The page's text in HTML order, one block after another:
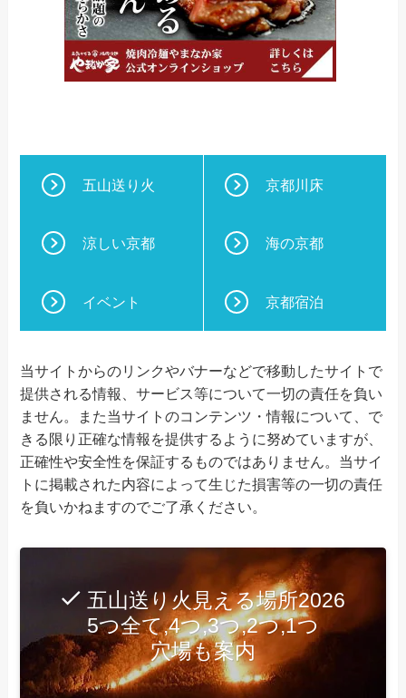
五山送り火 京都川床
涼しい京都 海の京都
イベント 京都宿泊
当サイトからのリンクやバナーなどで移動したサイトで
提供される情報、サービス等について一切の責任を負い
ません。また当サイトのコンテンツ・情報について、で
きる限り正確な情報を提供するように努めていますが、
正確性や安全性を保証するものではありません。当サイ
トに掲載された内容によって生じた損害等の一切の責任
を負いかねますのでご了承ください。
五山送り火見える場所2026
5つ全て,4つ,3つ,2つ,1つ
穴場も案内